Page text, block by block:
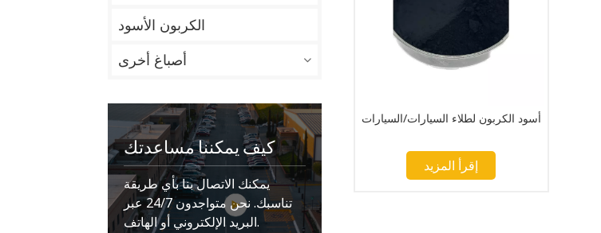
الكربون الأسود
أصباغ أخرى
كيف يمكننا مساعدتك
يمكنك الاتصال بنا بأي طريقة
تناسبك. نحن متواجدون 24/7 عبر
البريد الإلكتروني أو الهاتف.
أسود الكربون لطلاء السيارات/السيارات
إقرأ المزيد